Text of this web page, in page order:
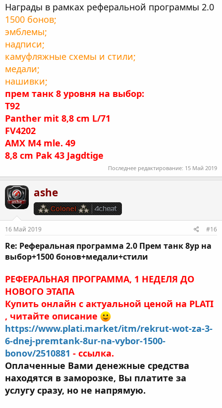
Награды в рамках реферальной программы 2.0
1500 бонов;
эмблемы;
надписи;
камуфляжные схемы и стили;
медали;
нашивки;
прем танк 8 уровня на выбор:
T92
Panther mit 8,8 cm L/71
FV4202
AMX M4 mle. 49
8,8 cm Pak 43 Jagdtige
Последнее редактирование: 15 Май 2019
ashe
16 Май 2019 #16
Re: Реферальная программа 2.0 Прем танк 8ур на
выбор+1500 бонов+медали+стили
РЕФЕРАЛЬНАЯ ПРОГРАММА, 1 НЕДЕЛЯ ДО
НОВОГО ЭТАПА
Купить онлайн с актуальной ценой на PLATI
, читайте описание
https://www.plati.market/itm/rekrut-wot-za-3-
6-dnej-premtank-8ur-na-vybor-1500-
bonov/2510881 - ссылка.
Оплаченные Вами денежные средства
находятся в заморозке, Вы платите за
услугу сразу, но не напрямую.